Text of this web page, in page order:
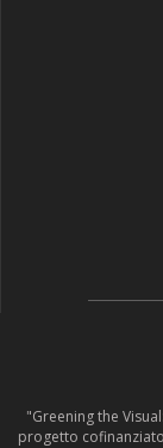
"Greening the
progetto